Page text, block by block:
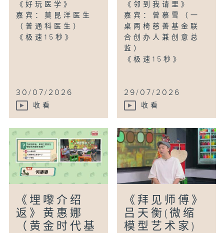
《好玩医学》
嘉宾：莫昆洋医生
（普通科医生）
《极速15秒》
30/07/2026
收看
《邻到我请里》
嘉宾：曾慕雪（一
桌两椅慈善基金联
合创办人兼创意总
监）
《极速15秒》
29/07/2026
收看
《埋嚟介绍
返》黄惠娜
（黄金时代基
《拜见师傅》
吕天衡(微缩
模型艺术家)